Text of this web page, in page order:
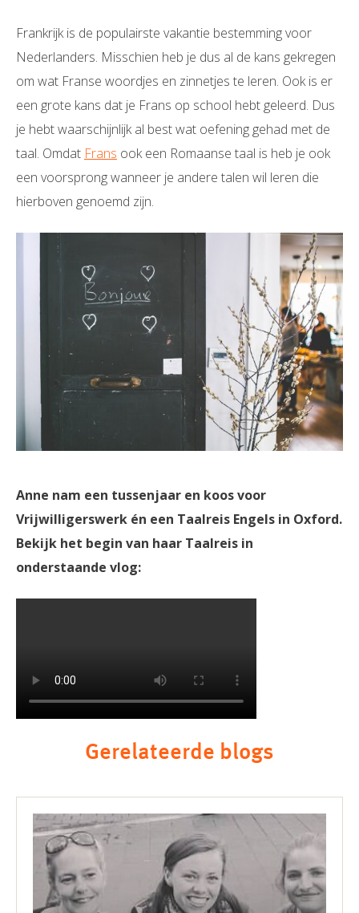
Frankrijk is de populairste vakantie bestemming voor
Nederlanders. Misschien heb je dus al de kans gekregen
om wat Franse woordjes en zinnetjes te leren. Ook is er
een grote kans dat je Frans op school hebt geleerd. Dus
je hebt waarschijnlijk al best wat oefening gehad met de
taal. Omdat Frans ook een Romaanse taal is heb je ook
een voorsprong wanneer je andere talen wil leren die
hierboven genoemd zijn.
Anne nam een tussenjaar en koos voor
Vrijwilligerswerk én een Taalreis Engels in Oxford.
Bekijk het begin van haar Taalreis in
onderstaande vlog:
Gerelateerde blogs